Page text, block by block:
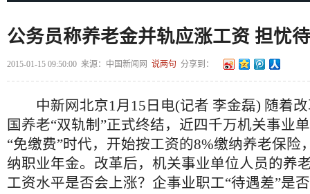
公务员称养老金并轨应涨工资 担忧
2015-01-15 09:50:00 来源： 中国新闻网 说两句 分享到：
中新网北京1月15日电(记者 李金磊) 随着改
国养老“双轨制”正式终结，近四千万机关事业
“免缴费”时代，开始按工资的8%缴纳养老保险
纳职业年金。改革后，机关事业单位人员的养
工资水平是否会上涨？企事业职工“待遇差”是